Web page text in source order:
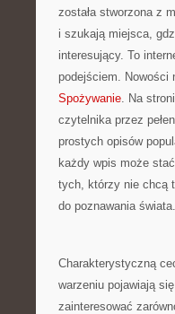
została stworzona z
i szukają miejsca,
interesujący. To
podejściem. Nowości
Spożywanie. Na
czytelnika przez
prostych opisów
każdy wpis może
tych, którzy nie chcą
do poznawania świata.
Charakterystyczną
warzeniu pojawiają
zainteresować